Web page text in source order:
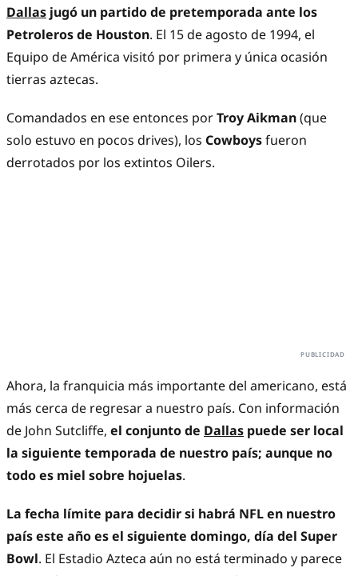
Dallas jugó un partido de pretemporada ante los
Petroleros de Houston. El 15 de agosto de 1994, el
Equipo de América visitó por primera y única ocasión
tierras aztecas.
Comandados en ese entonces porTroy Aikman(que
solo estuvo en pocos drives), los Cowboysfueron
derrotados por los extintos Oilers.
Ahora, la franquicia más importante del americano, está
más cerca de regresar a nuestro país. Con información
de John Sutcliffe, el conjunto de Dallas puede ser local
la siguiente temporada de nuestro país; aunque no
todo es miel sobre hojuelas.
La fecha límite para decidir si habrá NFL en nuestro
país este año es el siguiente domingo, día del Super
Bowl. El Estadio Azteca aún no está terminado y parece